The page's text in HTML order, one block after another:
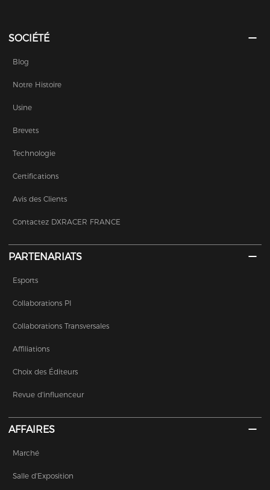
SOCIÉTÉ
Blog
Notre Histoire
Usine
Brevets
Technologie
Certifications
Avis des Clients
Contactez DXRACER FRANCE
PARTENARIATS
Esports
Collaborations PI
Collaborations Transversales
Affiliations
Choix des Éditeurs
Revue d'influenceur
AFFAIRES
Marché
Salle d'Exposition